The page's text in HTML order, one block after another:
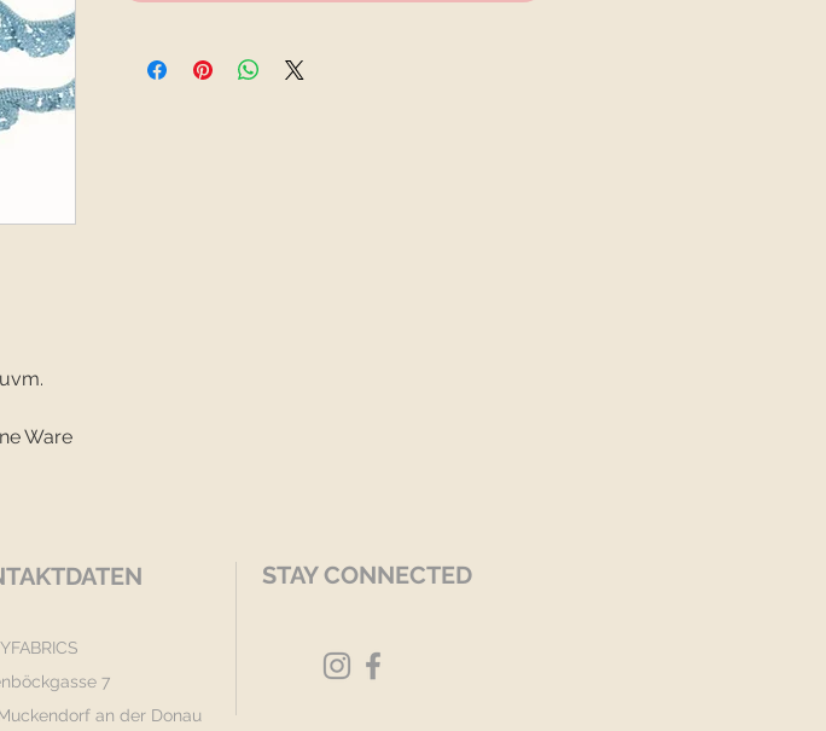
Ware
7
an der Donau
STAY CONNECTED